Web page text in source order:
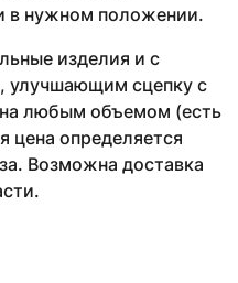
в нужном положении.
изделия и с
улучшающим сцепку с
любым объемом (есть
цена определяется
Возможна доставка